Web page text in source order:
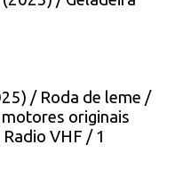
/ Roda de leme /
originais
VHF / 1